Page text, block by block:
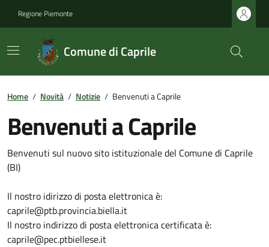
Regione Piemonte
Comune di Caprile
Home / Novità / Notizie / Benvenuti a Caprile
Benvenuti a Caprile
Benvenuti sul nuovo sito istituzionale del Comune di Caprile
(BI)
Il nostro idirizzo di posta elettronica è:
caprile@ptb.provincia.biella.it
Il nostro indirizzo di posta elettronica certificata è:
caprile@pec.ptbiellese.it